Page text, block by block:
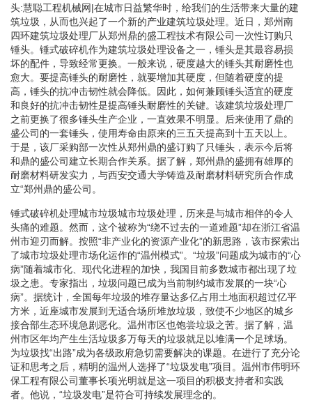
头:慧聪工程机械网|在城市日益繁华时，给我们的生活带来大量的建
筑垃圾，从而也兴起了一个新的产业建筑垃圾处理。近日，郑州南
四环建筑垃圾处理厂从郑州鼎的盛工程技术有限公司一次性订购只
锤头。锤式破碎机作为建筑垃圾处理设备之一，锤头是其最容易损
坏的配件，导致经常更换。一般来说，硬度越大的锤头其耐磨性也
愈大。要提高锤头的耐磨性，就要增加其硬度，但随着硬度的提
高，锤头的抗冲击韧性就会降低。因此，如何兼顾锤头适宜的硬度
和良好的抗冲击韧性是提高锤头耐磨性的关键。该建筑垃圾处理厂
之前更换了很多锤头生产企业，一直效果不明显。后来使用了鼎的
盛公司的一套锤头，使用寿命由原来的三五天提高到十五天以上。
于是，该厂采购部一次性从郑州鼎的盛订购了只锤头，表示今后将
和鼎的盛公司建立长期合作关系。据了解，郑州鼎的盛拥有雄厚的
耐磨材料研发实力，与西安交通大学铸造及耐磨材料研究所合作成
立“郑州鼎的盛公司。
锤式破碎机处理城市垃圾城市垃圾处理，历来是与城市相伴的令人
头痛的难题。然而，这个被称为“绕不过去的一道难题”却在浙江省温
州市迎刃而解。按照“非产业化的资源产业化”的新思路，该市探索出
了城市垃圾处理市场化运作的“温州模式”。“垃圾”问题成为城市的“心
病”随着城市化、现代化进程的加快，我国目前多数城市都出现了垃
圾之患。专家指出，垃圾问题已成为当前制约城市发展的一块“心
病”。据统计，全国每年垃圾的堆存量达多亿占用土地面积超过亿平
方米，近座城市发展到无适合场所堆放垃圾，致使不少地区的城乡
接合部生态环境急剧恶化。温州市区也饱尝垃圾之苦。据了解，温
州市区年均产生生活垃圾多万每天的垃圾就足以堆满一个足球场。
为垃圾找“出路”成为各级政府急切需要解决的课题。在进行了充分论
证和思考之后，精明的温州人选择了“垃圾发电”项目。温州市伟明环
保工程有限公司董事长项光明就是这一项目的积极支持者和实践
者。他说，“垃圾发电”是符合可持续发展理念的。